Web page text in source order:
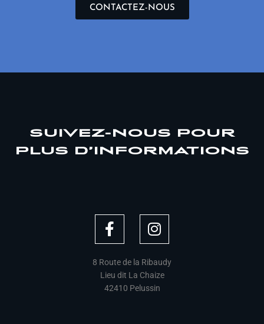
CONTACTEZ-NOUS
SUIVEZ-NOUS POUR
PLUS D’INFORMATIONS
F
a
e
b
o
I
n
t
a
g
8 Route de la Ribaudy
Lieu dit La Chaize
42410 Pelussin